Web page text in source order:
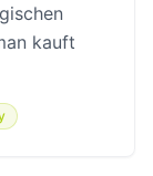
kauft